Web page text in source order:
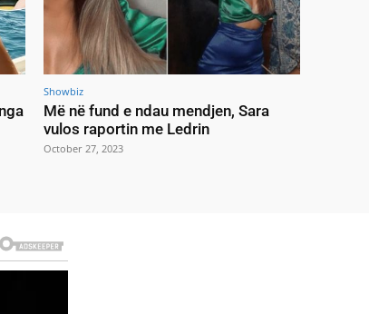
Showbiz
Më në fund e ndau mendjen, Sara
vulos raportin me Ledrin
October 27, 2023